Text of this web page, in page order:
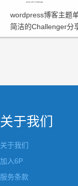
wordpress博客主题
简洁的Challenger分
关于我们
关于我们
加入6P
服务条款